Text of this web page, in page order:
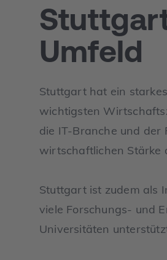
Umfeld
Stuttgart hat ein
wichtigsten
die IT-Branche und der
wirtschaftlichen Stärke
Stuttgart ist zudem als
viele Forschungs- und
Universitäten